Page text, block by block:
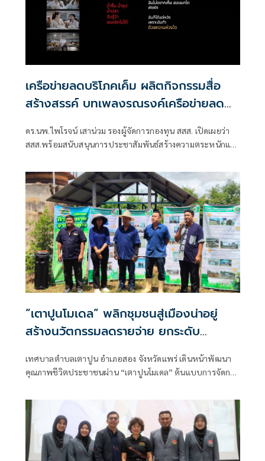
เครือข่ายลดบริโภคเค็ม ผลิตกิจกรรมสื่อ
สร้างสรรค์ บทเพลงรณรงค์เครือข่ายลด
ดร.นพ.ไพโรจน์ เสาน่วม รองผู้จัดการกองทุน สสส. เปิดเผยว่า
สสส.พร้อมสนับสนุนการประชาสัมพันธ์สร้างความตระหนักและ
“เตาปูนโมเดล” พลิกชุมชนสู่เมืองน่าอยู่
สร้างนวัตกรรมลดรายจ่าย ยกระดับ
เทศบาลตำบลเตาปูน อำเภอสอง จังหวัดแพร่ เดินหน้าพัฒนา
คุณภาพชีวิตประชาชนผ่าน “เตาปูนโมเดล” ต้นแบบการจัดการ